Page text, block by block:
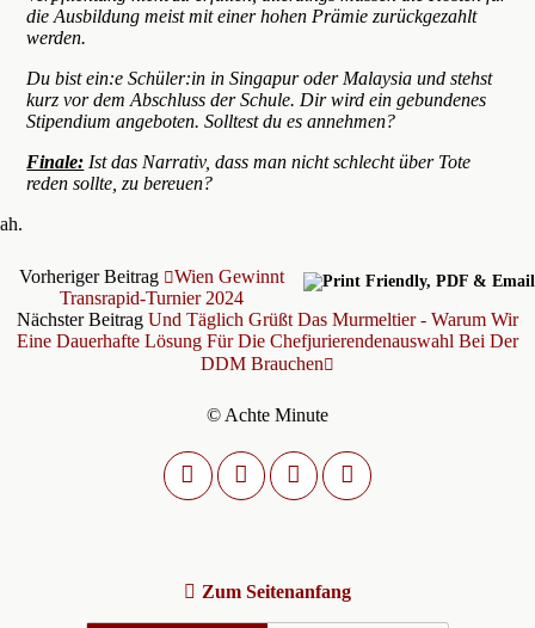
die Ausbildung meist mit einer hohen Prämie zurückgezahlt
werden.
Du bist ein:e Schüler:in in Singapur oder Malaysia und stehst
kurz vor dem Abschluss der Schule. Dir wird ein gebundenes
Stipendium angeboten. Solltest du es annehmen?
Finale: Ist das Narrativ, dass man nicht schlecht über Tote
reden sollte, zu bereuen?
ah.
Vorheriger Beitrag
Wien Gewinnt
Transrapid-Turnier 2024
Nächster Beitrag Und Täglich Grüßt Das Murmeltier - Warum Wir
Eine Dauerhafte Lösung Für Die Chefjurierendenauswahl Bei Der
DDM Brauchen
© Achte Minute
Zum Seitenanfang